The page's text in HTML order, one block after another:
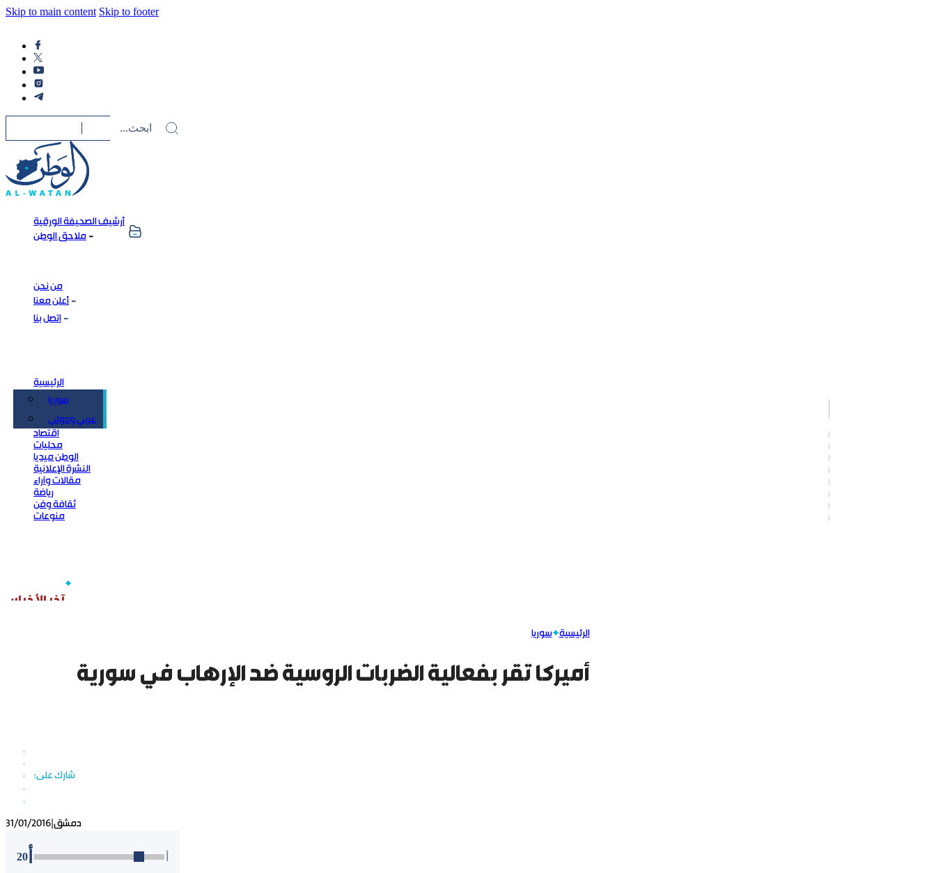
Skip to main content Skip to footer
أرشيف الصحيفة الورقية
ملاحق الوطن
من نحن
أعلن معنا
اتصل بنا
الرئيسية
سوريا
عربي ودولي
اقتصاد
محليات
الوطن ميديا
النشرة الإعلانية
مقالات وآراء
رياضة
ثقافة وفن
منوعات
الرئيسية سوريا
أميركا تقر بفعالية الضربات الروسية ضد الإرهاب في سورية
31/01/2016 دمشق
20